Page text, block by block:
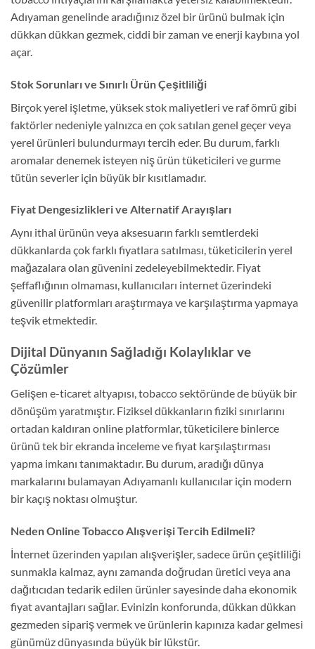
Adıyaman genelinde aradığınız özel bir ürünü bulmak için
dükkan dükkan gezmek, ciddi bir zaman ve enerji kaybına yol
açar.
Stok Sorunları ve Sınırlı Ürün Çeşitliliği
Birçok yerel işletme, yüksek stok maliyetleri ve raf ömrü gibi
faktörler nedeniyle yalnızca en çok satılan genel geçer veya
yerel ürünleri bulundurmayı tercih eder. Bu durum, farklı
aromalar denemek isteyen niş ürün tüketicileri ve gurme
tütün severler için büyük bir kısıtlamadır.
Fiyat Dengesizlikleri ve Alternatif Arayışları
Aynı ithal ürünün veya aksesuarın farklı semtlerdeki
dükkanlarda çok farklı fiyatlara satılması, tüketicilerin yerel
mağazalara olan güvenini zedeleyebilmektedir. Fiyat
şeffaflığının olmaması, kullanıcıları internet üzerindeki
güvenilir platformları araştırmaya ve karşılaştırma yapmaya
teşvik etmektedir.
Dijital Dünyanın Sağladığı Kolaylıklar ve
Çözümler
Gelişen e-ticaret altyapısı, tobacco sektöründe de büyük bir
dönüşüm yaratmıştır. Fiziksel dükkanların fiziki sınırlarını
ortadan kaldıran online platformlar, tüketicilere binlerce
ürünü tek bir ekranda inceleme ve fiyat karşılaştırması
yapma imkanı tanımaktadır. Bu durum, aradığı dünya
markalarını bulamayan Adıyamanlı kullanıcılar için modern
bir kaçış noktası olmuştur.
Neden Online Tobacco Alışverişi Tercih Edilmeli?
İnternet üzerinden yapılan alışverişler, sadece ürün çeşitliliği
sunmakla kalmaz, aynı zamanda doğrudan üretici veya ana
dağıtıcıdan tedarik edilen ürünler sayesinde daha ekonomik
fiyat avantajları sağlar. Evinizin konforunda, dükkan dükkan
gezmeden sipariş vermek ve ürünlerin kapınıza kadar gelmesi
günümüz dünyasında büyük bir lükstür.